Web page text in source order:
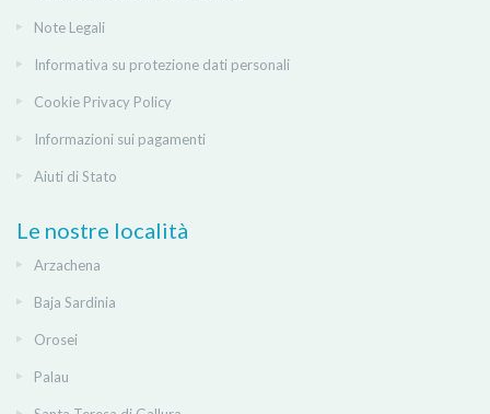
Note Legali
Informativa su protezione dati personali
Cookie Privacy Policy
Informazioni sui pagamenti
Aiuti di Stato
Le nostre località
Arzachena
Baja Sardinia
Orosei
Palau